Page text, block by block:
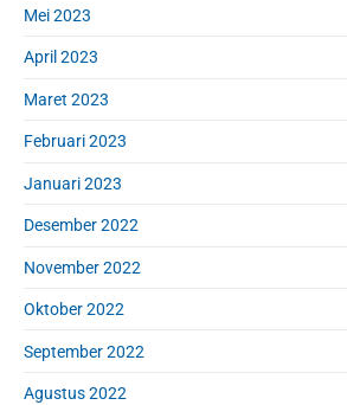
Mei 2023
April 2023
Maret 2023
Februari 2023
Januari 2023
Desember 2022
November 2022
Oktober 2022
September 2022
Agustus 2022